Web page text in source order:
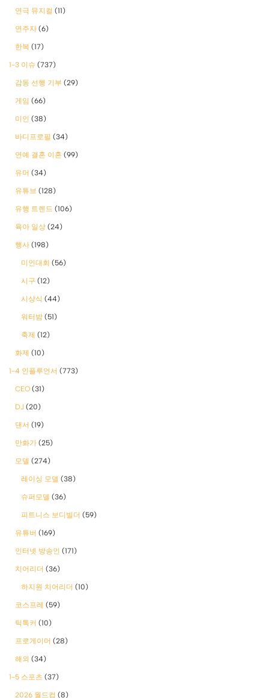
연극 뮤지컬 (11)
연주자 (6)
한복 (17)
1-3 이슈 (737)
감동 선행 기부 (29)
게임 (66)
미인 (38)
바디프로필 (34)
연예 결혼 이혼 (99)
유머 (34)
유튜브 (128)
유행 트렌드 (106)
육아 일상 (24)
행사 (198)
미인대회 (56)
시구 (12)
시상식 (44)
워터밤 (51)
축제 (12)
화제 (10)
1-4 인플루언서 (773)
CEO (31)
DJ (20)
댄서 (19)
만화가 (25)
모델 (274)
레이싱 모델 (38)
슈퍼모델 (36)
피트니스 보디빌더 (59)
유튜버 (169)
인터넷 방송인 (171)
치어리더 (36)
하지원 치어리더 (10)
코스프레 (59)
틱톡커 (10)
프로게이머 (28)
해외 (34)
1-5 스포츠 (37)
2026 월드컵 (8)